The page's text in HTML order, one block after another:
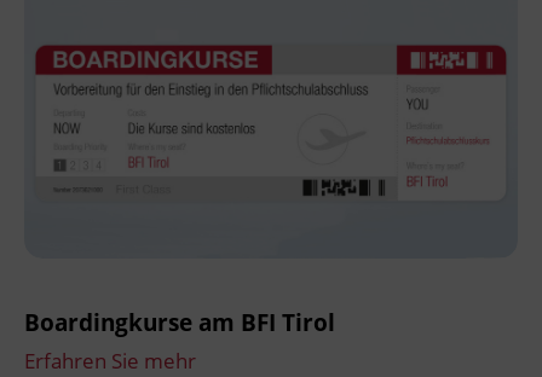
Boardingkurse am BFI Tirol
Erfahren Sie mehr